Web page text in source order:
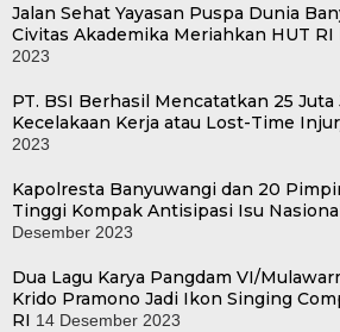
Jalan Sehat Yayasan Puspa Dunia
Civitas Akademika Meriahkan HUT RI
2023
PT. BSI Berhasil Mencatatkan 25 Juta
Kecelakaan Kerja atau Lost-Time
2023
Kapolresta Banyuwangi dan 20
Tinggi Kompak Antisipasi Isu
Desember 2023
Dua Lagu Karya Pangdam VI/
Krido Pramono Jadi Ikon Singing
RI 14 Desember 2023